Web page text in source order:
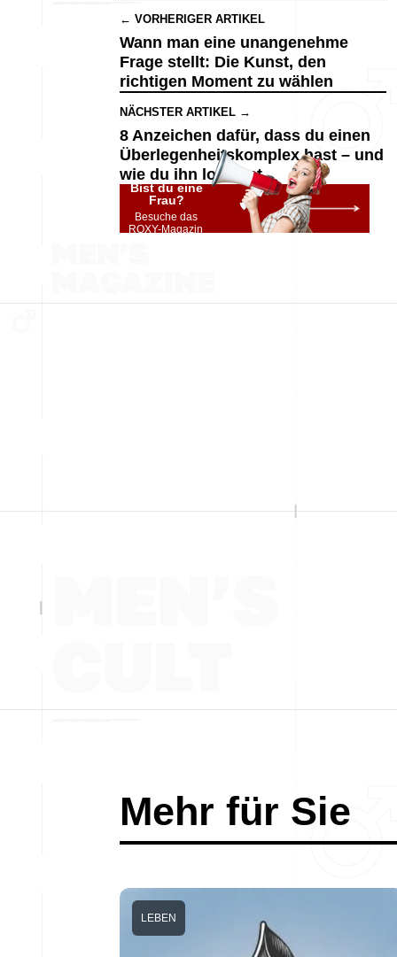
← VORHERIGER ARTIKEL
Wann man eine unangenehme
Frage stellt: Die Kunst, den
richtigen Moment zu wählen
NÄCHSTER ARTIKEL →
8 Anzeichen dafür, dass du einen
Überlegenheitskomplex hast – und
wie du ihn loswirst
Bist du eine
Frau?
Besuche das
ROXY-Magazin
Mehr für Sie
LEBEN